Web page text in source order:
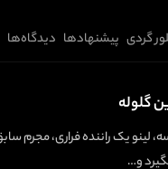
گردی پیشنهادها دیدگاه‌ها
گلوله
لینو یک راننده فراری، مجرم
و…